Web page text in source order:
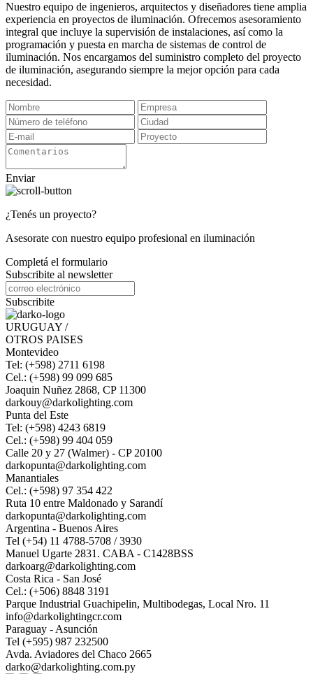
Nuestro equipo de ingenieros, arquitectos y diseñadores tiene amplia
experiencia en proyectos de iluminación. Ofrecemos asesoramiento
integral que incluye la supervisión de instalaciones, así como la
programación y puesta en marcha de sistemas de control de
iluminación. Nos encargamos del suministro completo del proyecto
de iluminación, asegurando siempre la mejor opción para cada
necesidad.
Enviar
¿Tenés un proyecto?
Asesorate con nuestro equipo profesional en iluminación
Completá el formulario
Subscribite al newsletter
Subscribite
URUGUAY /
OTROS PAISES
Montevideo
Tel: (+598) 2711 6198
Cel.: (+598) 99 099 685
Joaquin Nuñez 2868, CP 11300
darkouy@darkolighting.com
Punta del Este
Tel: (+598) 4243 6819
Cel.: (+598) 99 404 059
Calle 20 y 27 (Walmer) - CP 20100
darkopunta@darkolighting.com
Manantiales
Cel.: (+598) 97 354 422
Ruta 10 entre Maldonado y Sarandí
darkopunta@darkolighting.com
Argentina - Buenos Aires
Tel (+54) 11 4788-5708 / 3930
Manuel Ugarte 2831. CABA - C1428BSS
darkoarg@darkolighting.com
Costa Rica - San José
Cel.: (+506) 8848 3191
Parque Industrial Guachipelin, Multibodegas, Local Nro. 11
info@darkolightingcr.com
Paraguay - Asunción
Tel (+595) 987 232500
Avda. Aviadores del Chaco 2665
darko@darkolighting.com.py